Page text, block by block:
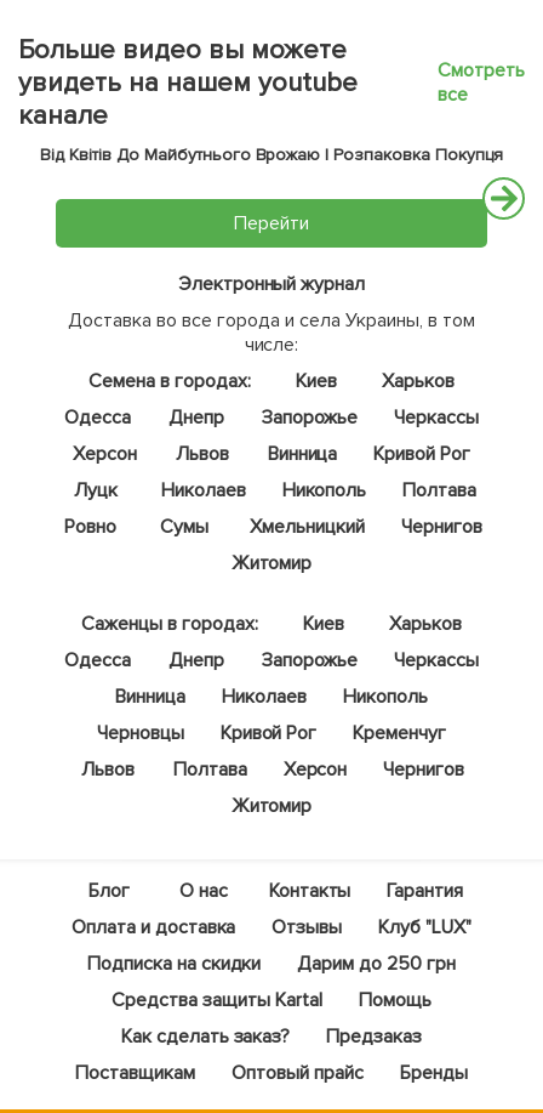
Больше видео вы можете
увидеть на нашем youtube
канале
Смотреть
все
Від Квітів До Майбутнього Врожаю | Розпаковка Покупця
Перейти
Электронный журнал
Доставка во все города и села Украины, в том
числе:
Семена в городах:
Киев
Харьков
Одесса
Днепр Запорожье
Черкассы
Херсон
Львов Винница
Кривой Рог
Луцк
Николаев Никополь
Полтава
Ровно
Сумы Хмельницкий
Чернигов
Житомир
Саженцы в городах: Киев
Харьков
Одесса
Днепр Запорожье
Черкассы
Винница
Николаев
Никополь
Черновцы
Кривой Рог
Кременчуг
Львов
Полтава Херсон
Чернигов
Житомир
Блог О нас Контакты
Гарантия
Оплата и доставка
Отзывы
Клуб "LUX"
Подписка на скидки
Дарим до 250 грн
Средства защиты Kartal
Помощь
Как сделать заказ?
Предзаказ
Поставщикам
Оптовый прайс Бренды